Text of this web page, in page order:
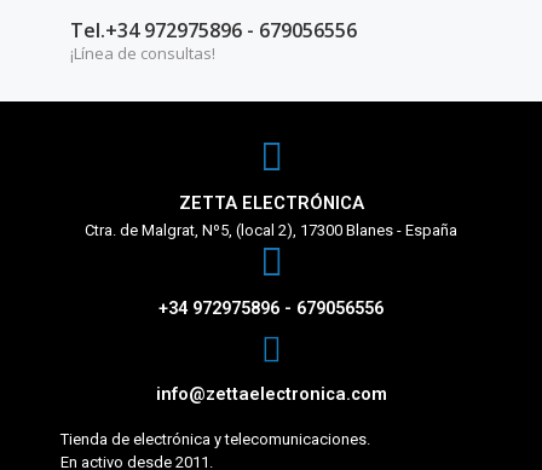
Tel.+34 972975896 - 679056556
¡Línea de consultas!
ZETTA ELECTRÓNICA
Ctra. de Malgrat, Nº5, (local 2), 17300 Blanes - España
+34 972975896 - 679056556
info@zettaelectronica.com
Tienda de electrónica y telecomunicaciones.
En activo desde 2011.